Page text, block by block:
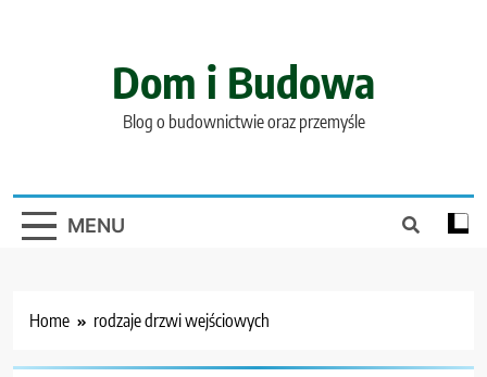
Dom i Budowa
Blog o budownictwie oraz przemyśle
MENU
Home rodzaje drzwi wejściowych